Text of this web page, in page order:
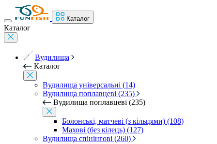
Каталог
Каталог
Вудилища
Каталог
Вудилища універсальні (14)
Вудилища поплавцеві (235)
Вудилища поплавцеві (235)
Болонські, матчеві (з кільцями) (108)
Махові (без кілець) (127)
Вудилища спінінгові (260)